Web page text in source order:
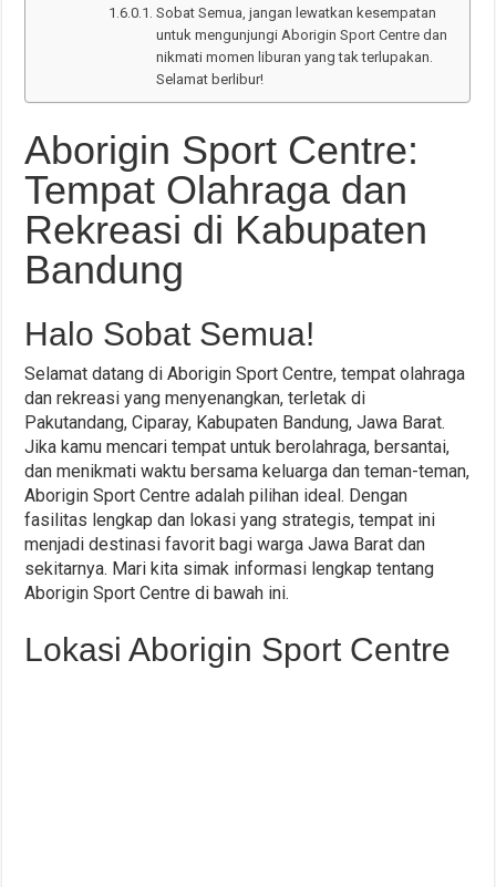
Sobat Semua, jangan lewatkan kesempatan
untuk mengunjungi Aborigin Sport Centre dan
nikmati momen liburan yang tak terlupakan.
Selamat berlibur!
Aborigin Sport Centre:
Tempat Olahraga dan
Rekreasi di Kabupaten
Bandung
Halo Sobat Semua!
Selamat datang di Aborigin Sport Centre, tempat olahraga
dan rekreasi yang menyenangkan, terletak di
Pakutandang, Ciparay, Kabupaten Bandung, Jawa Barat.
Jika kamu mencari tempat untuk berolahraga, bersantai,
dan menikmati waktu bersama keluarga dan teman-teman,
Aborigin Sport Centre adalah pilihan ideal. Dengan
fasilitas lengkap dan lokasi yang strategis, tempat ini
menjadi destinasi favorit bagi warga Jawa Barat dan
sekitarnya. Mari kita simak informasi lengkap tentang
Aborigin Sport Centre di bawah ini.
Lokasi Aborigin Sport Centre